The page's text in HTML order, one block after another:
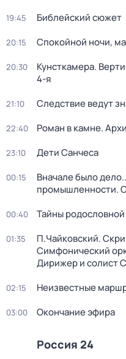
19:45 Библейский сюжет
20:15 Спокойной ночи,
20:30 Кунсткамера.
4-я
21:10 Следствие ведут
22:40 Роман в камне.
23:10 Дети Санчеса
00:15
Вначале было
промышленности.
00:40 Тайны родословной
01:35
П.Чайковский.
Симфонический
Дирижер и солист
02:15 Неизвестные
03:00 Окончание эфира
Россия 24